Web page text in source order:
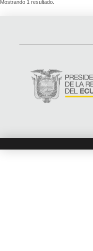
Mostrando 1 resultado.